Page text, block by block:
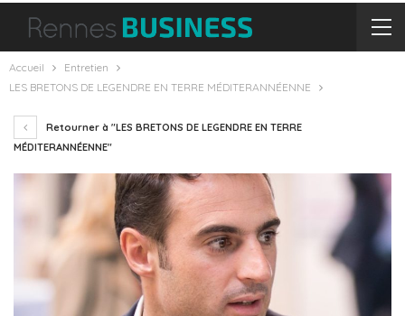
Accueil
Entretien
LES BRETONS DE LEGENDRE EN TERRE MÉDITERANNÉENNE
Retourner à "LES BRETONS DE LEGENDRE EN TERRE
MÉDITERANNÉENNE"